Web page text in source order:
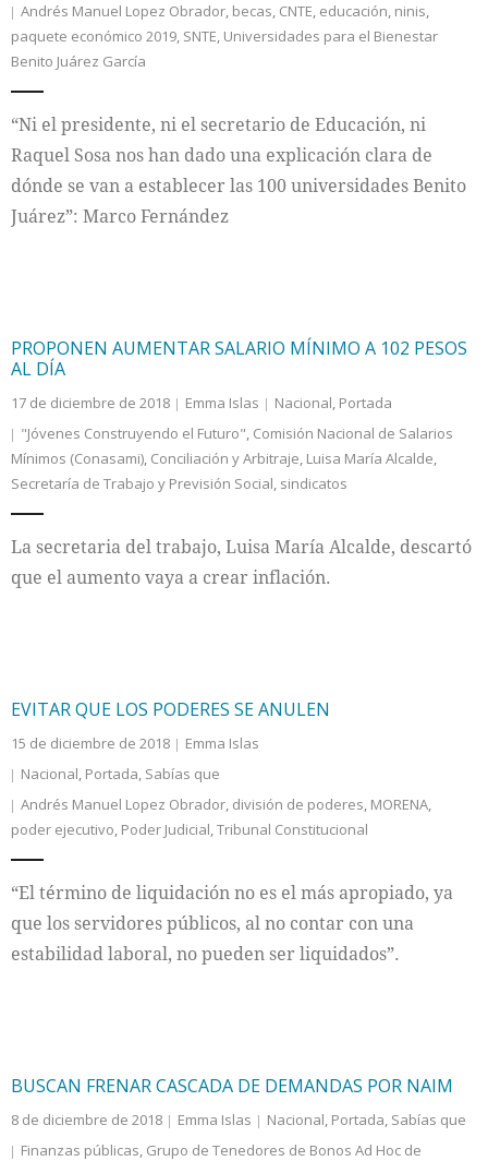
Andrés Manuel Lopez Obrador, becas, CNTE, educación, ninis,
paquete económico 2019, SNTE, Universidades para el Bienestar
Benito Juárez García
“Ni el presidente, ni el secretario de Educación, ni
Raquel Sosa nos han dado una explicación clara de
dónde se van a establecer las 100 universidades Benito
Juárez”: Marco Fernández
PROPONEN AUMENTAR SALARIO MÍNIMO A 102 PESOS
AL DÍA
17 de diciembre de 2018 Emma Islas Nacional, Portada
"Jóvenes Construyendo el Futuro", Comisión Nacional de Salarios
Mínimos (Conasami), Conciliación y Arbitraje, Luisa María Alcalde,
Secretaría de Trabajo y Previsión Social, sindicatos
La secretaria del trabajo, Luisa María Alcalde, descartó
que el aumento vaya a crear inflación.
EVITAR QUE LOS PODERES SE ANULEN
15 de diciembre de 2018
Emma Islas
Nacional, Portada, Sabías que
Andrés Manuel Lopez Obrador, división de poderes, MORENA,
poder ejecutivo, Poder Judicial,Tribunal Constitucional
“El término de liquidación no es el más apropiado, ya
que los servidores públicos, al no contar con una
estabilidad laboral, no pueden ser liquidados”.
BUSCAN FRENAR CASCADA DE DEMANDAS POR NAIM
8 de diciembre de 2018 Emma Islas Nacional, Portada, Sabías que
Finanzas públicas, Grupo de Tenedores de Bonos Ad Hoc de